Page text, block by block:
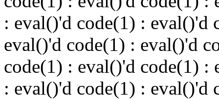
: eval()'d code(1) : eval()'d
eval()'d code(1) : eval()'d
code(1) : eval()'d code(1) :
: eval()'d code(1) : eval()'d